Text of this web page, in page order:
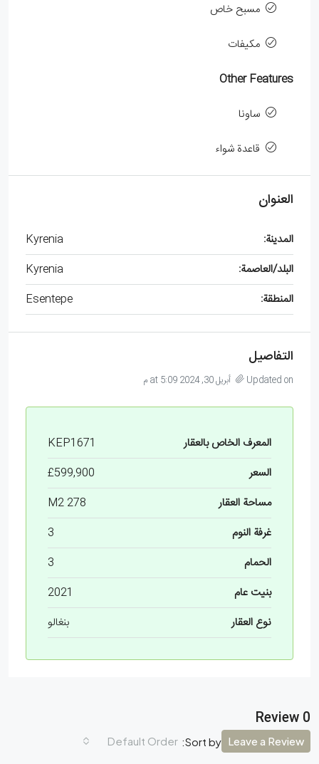
مسبح خاص
مكيفات
Other Features
ساونا
قاعدة شواء
العنوان
المدينة:
Kyrenia
البلد/العاصمة:
Kyrenia
المنطقة:
Esentepe
التفاصيل
Updated on أبريل 30, 2024 at 5:09 م
المعرف الخاص بالعقار
KEP1671
السعر
£599,900
مساحة العقار
278 M2
غرفة النوم
3
الحمام
3
بنيت عام
2021
نوع العقار
بنغالو
0 Review
Sort by:
Default Order Leave a Review